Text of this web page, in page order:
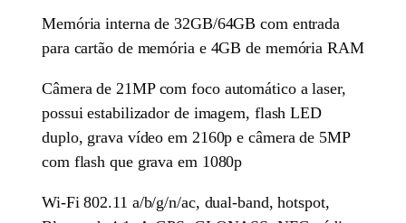
Memória interna de 32GB/64GB com entrada
para cartão de memória e 4GB de memória RAM
Câmera de 21MP com foco automático a laser,
possui estabilizador de imagem, flash LED
duplo, grava vídeo em 2160p e câmera de 5MP
com flash que grava em 1080p
Wi-Fi 802.11 a/b/g/n/ac, dual-band, hotspot,